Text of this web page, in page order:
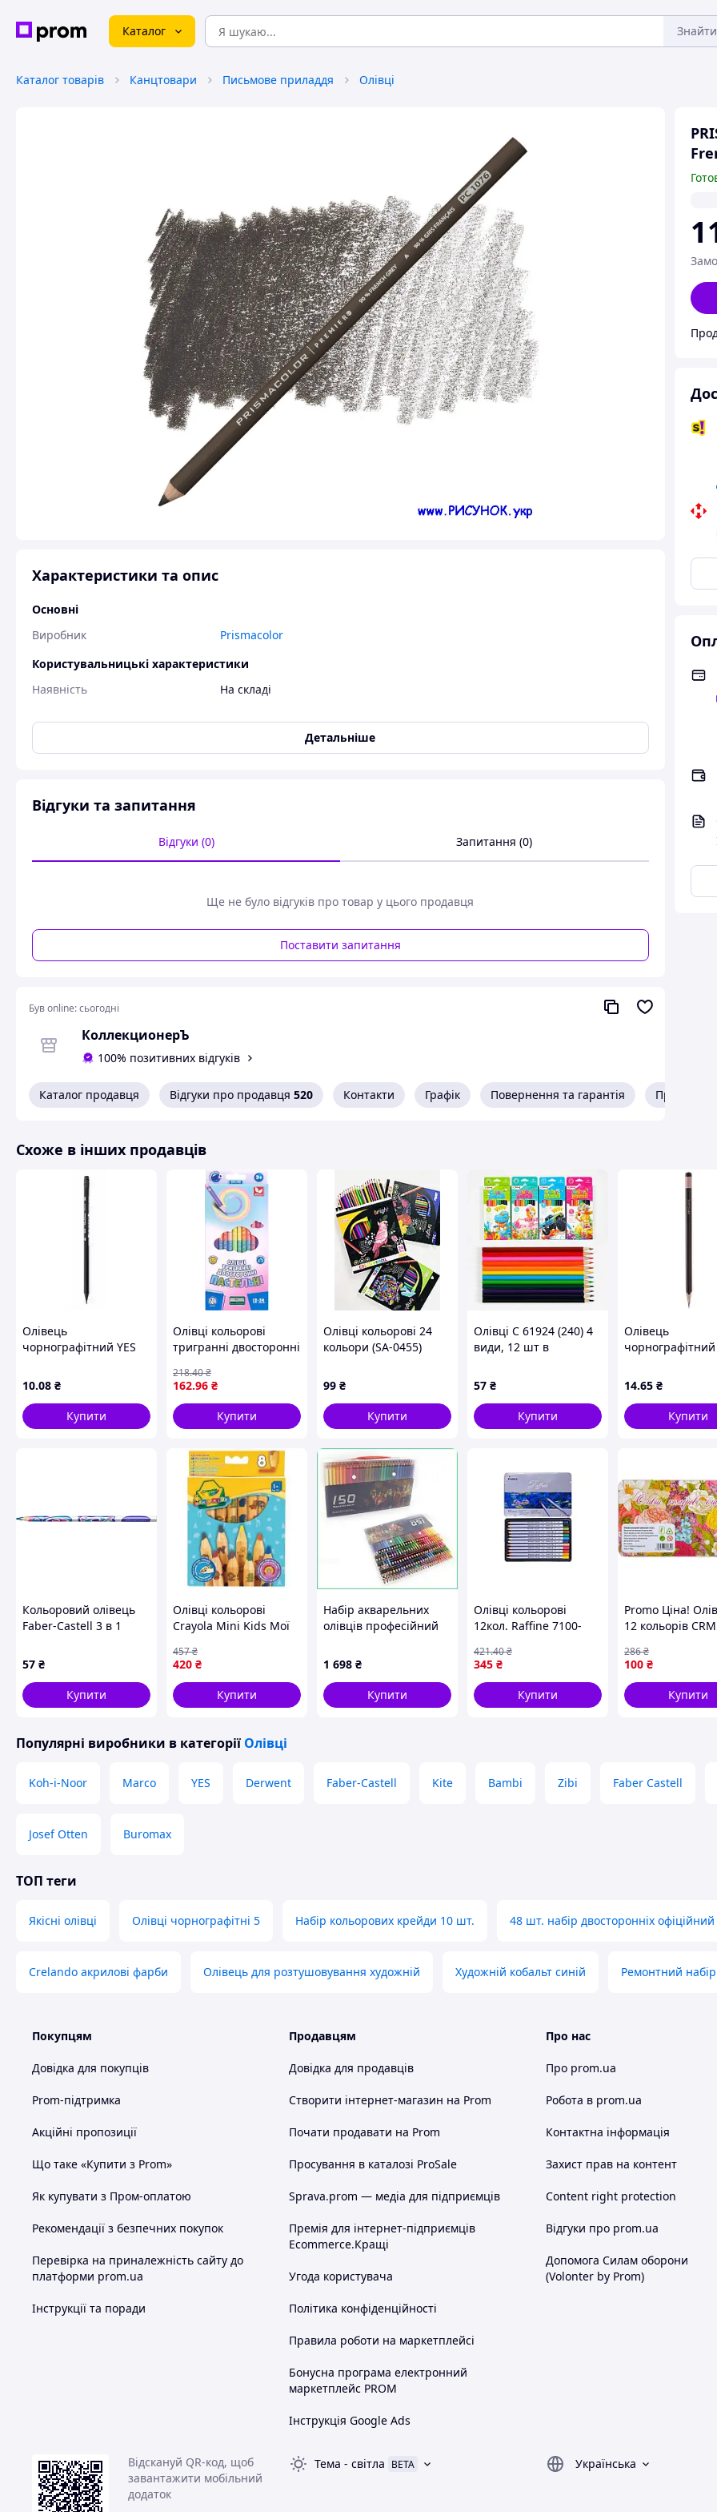
Каталог Знайти
Каталог товарів Канцтовари Письмове приладдя Олівці
Характеристики та опис
Основні
Виробник
Prismacolor
Користувальницькі характеристики
Наявність
На складі
www.РІСУНОК.укр
Продукція PRISMACOLOR в Україні
Призмаколор олівець продається окремо.
- Пром-оплата,
- Накладене платежів Нова Пошти;
- Кредитною карткою Visa/Mastercard.
Варіанти доставки:
- Новая Почта;
- Укрпочта.
Детальніше
Відгуки та запитання
Відгуки (0) Запитання (0)
Ще не було відгуків про товар у цього продавця
Поставити запитання
Був online:сьогодні
КоллекционерЪ
100% позитивних відгуків
Каталог продавця Відгуки про продавця 520 Контакти Графік Повернення та гарантія Про
Схоже в інших продавців
Олівець
чорнографітний YES
тубі 24 шт./уп. (280493)
10.08 ₴
Купити
Олівці кольорові
тригранні двосторонні
чинка - 24 кольори (12
шт.)
162.96 ₴
218.40₴
Купити
Олівці кольорові 24
кольори (SA-0455)
99 ₴
Купити
Олівці C 61924 (240) 4
види, 12 шт в
в коробці, ВИДАЄТЬСЯ
ТІЛЬКИ МІКС ВИДІВ
57 ₴
Купити
Олівець
чорнографітний
HB з гумкою не
заточений
14.65 ₴
Купити
Кольоровий олівець
Faber-Castell 3 в 1
PASTEL Різнобарвний
(116568)
57 ₴
Купити
Олівці кольорові
Crayola Mini Kids Мої
(3678) — Доступний
420 ₴
457₴
Купити
Набір акварельних
олівців професійний
малювання м'який
грифель преміум
комплект
1 698 ₴
Купити
Олівці кольорові
12кол. Raffine 7100-
шестигранні ТМ
MARCO
345 ₴
421.40₴
Купити
Promo Ціна!
12 кольорів
- тільки на
ZaGrosh.com.ua
100 ₴
286₴
Купити
Популярні виробники в категорії Олівці
Koh-i-Noor Marco YES Derwent Faber-Castell Kite Bambi Zibi Faber Castell
Josef Otten Buromax
ТОП теги
Якісні олівці Олівці чорнографітні 5 Набір кольорових крейди 10 шт. 48 шт. набір двосторонніх офіційний
Crelando акрилові фарби Олівець для розтушовування художній Художній кобальт синій Ремонтний
Покупцям
Довідка для покупців
Prom-підтримка
Акційні пропозиції
Що таке «Купити з Prom»
Як купувати з Пром-оплатою
Рекомендації з безпечних покупок
Перевірка на приналежність сайту до
платформи prom.ua
Інструкції та поради
Продавцям
Довідка для продавців
Створити інтернет-магазин на Prom
Почати продавати на Prom
Просування в каталозі ProSale
Sprava.prom — медіа для підприємців
Премія для інтернет-підприємців
Ecommerce.Кращі
Угода користувача
Політика конфіденційності
Правила роботи на маркетплейсі
Бонусна програма електронний
маркетплейс PROM
Інструкція Google Ads
Про нас
Про prom.ua
Робота в prom.ua
Контактна інформація
Захист прав на контент
Content right protection
Відгуки про prom.ua
Допомога Силам оборони
(Volonter by Prom)
Відскануй QR-код, щоб
завантажити мобільний
додаток
Тема - світла BETA
Українська